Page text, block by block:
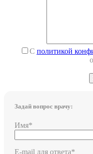
С политикой
Задай вопрос врачу:
Имя*
E-mail для ответа*